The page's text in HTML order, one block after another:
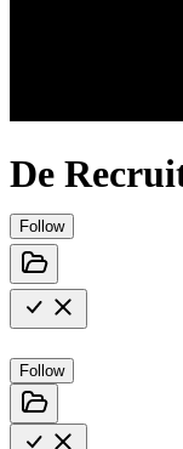
De
Follow
Follow